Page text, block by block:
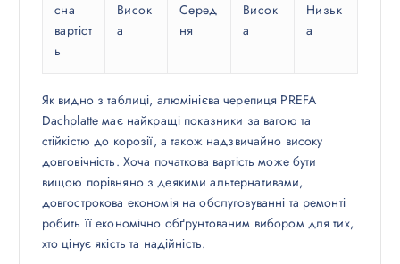
сна
вартіст
ь
Висок
а
Серед
ня
Висок
а
Низьк
а
Як видно з таблиці, алюмінієва черепиця PREFA
Dachplatte має найкращі показники за вагою та
стійкістю до корозії, а також надзвичайно високу
довговічність. Хоча початкова вартість може бути
вищою порівняно з деякими альтернативами,
довгострокова економія на обслуговуванні та ремонті
робить її економічно обґрунтованим вибором для тих,
хто цінує якість та надійність.